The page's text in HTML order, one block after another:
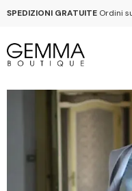
SPEDIZIONI GRATUITE Ordini